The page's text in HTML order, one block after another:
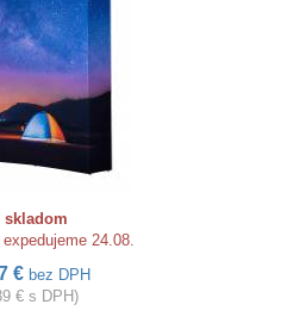
skladom
24.08.
€ bez DPH
€ s DPH)